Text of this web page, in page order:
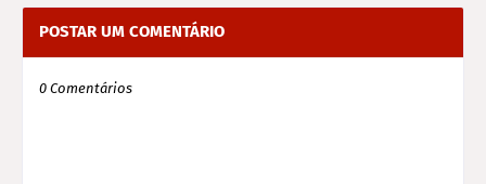
POSTAR UM COMENTÁRIO
0 Comentários